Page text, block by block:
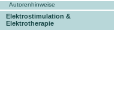
Autorenhinweise
Elektrostimulation &
Elektrotherapie